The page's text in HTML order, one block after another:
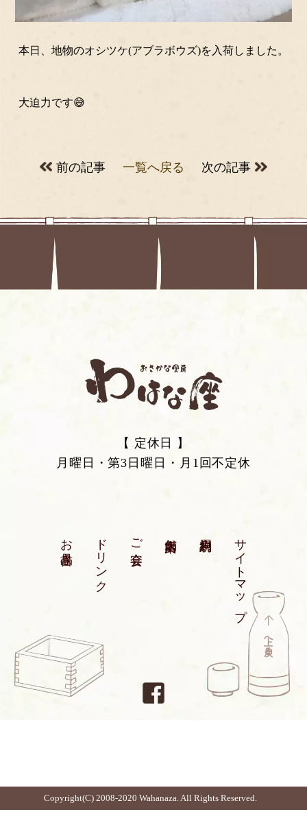
本日、地物のオシツケ(アブラボウズ)を入荷しました。
大迫力です😅
前の記事 一覧へ戻る 次の記事
【 定休日 】
月曜日・第3日曜日・月1回不定休
お品書き ドリンク ご宴会 サイトマップ
Copyright(C) 2008-2020 Wahanaza. All Rights Reserved.
上へ戻る